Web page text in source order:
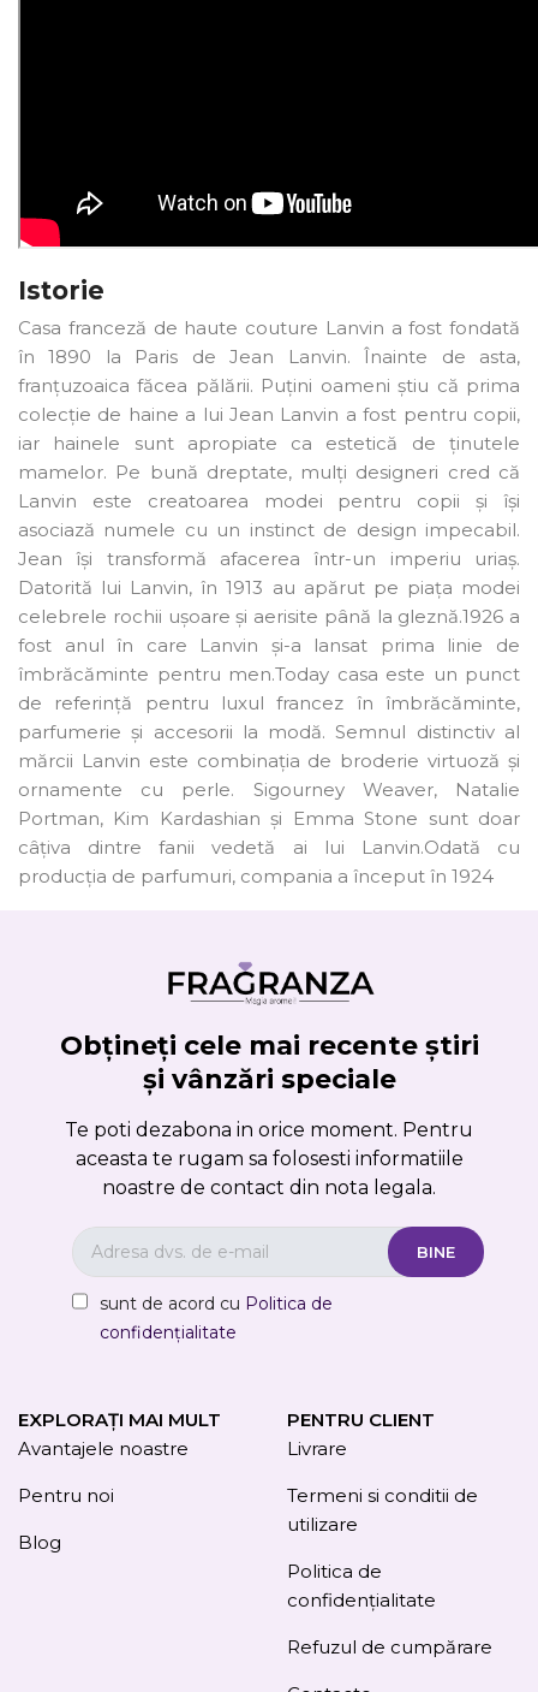
Istorie
Casa franceză de haute couture Lanvin a fost fondată
în 1890 la Paris de Jean Lanvin. Înainte de asta,
franțuzoaica făcea pălării. Puțini oameni știu că prima
colecție de haine a lui Jean Lanvin a fost pentru copii,
iar hainele sunt apropiate ca estetică de ținutele
mamelor. Pe bună dreptate, mulți designeri cred că
Lanvin este creatoarea modei pentru copii și își
asociază numele cu un instinct de design impecabil.
Jean își transformă afacerea într-un imperiu uriaș.
Datorită lui Lanvin, în 1913 au apărut pe piața modei
celebrele rochii ușoare și aerisite până la gleznă.1926 a
fost anul în care Lanvin și-a lansat prima linie de
îmbrăcăminte pentru men.Today casa este un punct
de referință pentru luxul francez în îmbrăcăminte,
parfumerie și accesorii la modă. Semnul distinctiv al
mărcii Lanvin este combinația de broderie virtuoză și
ornamente cu perle. Sigourney Weaver, Natalie
Portman, Kim Kardashian și Emma Stone sunt doar
câțiva dintre fanii vedetă ai lui Lanvin.Odată cu
producția de parfumuri, compania a început în 1924
Obțineți cele mai recente știri
și vânzări speciale
Te poti dezabona in orice moment. Pentru
aceasta te rugam sa folosesti informatiile
noastre de contact din nota legala.
sunt de acord cu Politica de
confidențialitate
EXPLORAȚI MAI MULT
Avantajele noastre
Pentru noi
Blog
PENTRU CLIENT
Livrare
Termeni si conditii de
utilizare
Politica de
confidențialitate
Refuzul de cumpărare